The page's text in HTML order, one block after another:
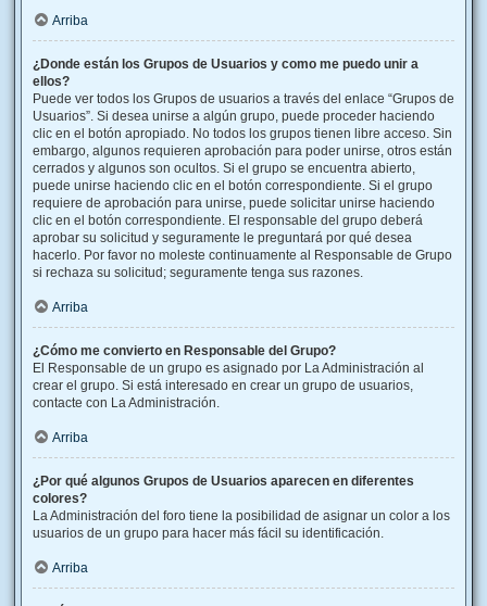
Arriba
¿Donde están los Grupos de Usuarios y como me puedo unir a
ellos?
Puede ver todos los Grupos de usuarios a través del enlace “Grupos de
Usuarios”. Si desea unirse a algún grupo, puede proceder haciendo
clic en el botón apropiado. No todos los grupos tienen libre acceso. Sin
embargo, algunos requieren aprobación para poder unirse, otros están
cerrados y algunos son ocultos. Si el grupo se encuentra abierto,
puede unirse haciendo clic en el botón correspondiente. Si el grupo
requiere de aprobación para unirse, puede solicitar unirse haciendo
clic en el botón correspondiente. El responsable del grupo deberá
aprobar su solicitud y seguramente le preguntará por qué desea
hacerlo. Por favor no moleste continuamente al Responsable de Grupo
si rechaza su solicitud; seguramente tenga sus razones.
Arriba
¿Cómo me convierto en Responsable del Grupo?
El Responsable de un grupo es asignado por La Administración al
crear el grupo. Si está interesado en crear un grupo de usuarios,
contacte con La Administración.
Arriba
¿Por qué algunos Grupos de Usuarios aparecen en diferentes
colores?
La Administración del foro tiene la posibilidad de asignar un color a los
usuarios de un grupo para hacer más fácil su identificación.
Arriba